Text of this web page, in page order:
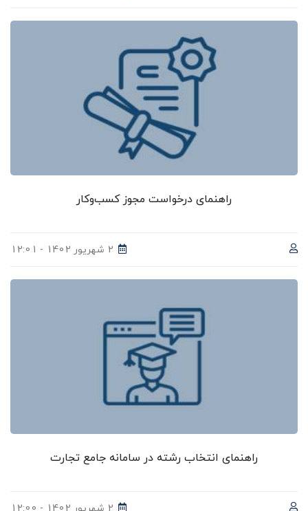
راهنمای درخواست مجوز کسب‌وکار
2 شهریور 1402 - 12:01
راهنمای انتخاب رشته در سامانه جامع تجارت